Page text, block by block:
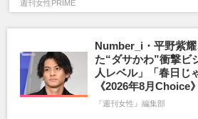
週刊女性PRIME
Number_i・平野紫
た“ダサかわ”衝撃ビ
人レベル」「春日じ
《2026年8月Choice》
『週刊女性』編集部